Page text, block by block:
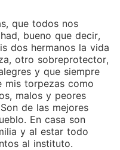
que todos nos
bueno que decir,
dos hermanos la vida
otro sobreprotector,
y que siempre
mis torpezas como
malos y peores
de las mejores
En casa son
y al estar todo
al instituto.